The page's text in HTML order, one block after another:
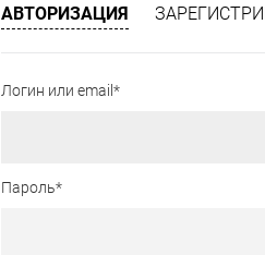
АВТОРИЗАЦИЯ
Логин или email*
Пароль*